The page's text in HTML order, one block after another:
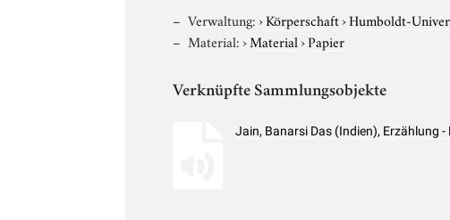
Verwaltung:›Körperschaft›Humboldt-
Material:›Material›Papier
Verknüpfte Sammlungsobjekte
Jain, Banarsi Das (Indien), Erzählung